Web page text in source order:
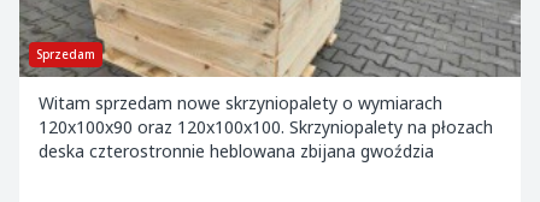
Sprzedam
Witam sprzedam nowe skrzyniopalety o wymiarach
120x100x90 oraz 120x100x100. Skrzyniopalety na płozach
deska czterostronnie heblowana zbijana gwoździa